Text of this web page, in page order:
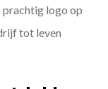
prachtig logo op
tot leven